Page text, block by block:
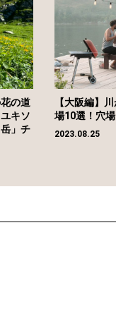
の道
キソ
」チ
【大阪編】
場10選！穴
2023.08.25